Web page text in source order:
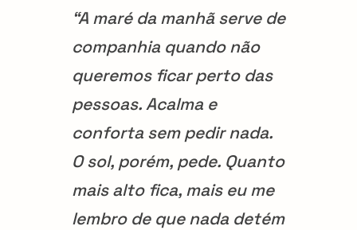
“A maré da manhã serve de
companhia quando não
queremos ficar perto das
pessoas. Acalma e
conforta sem pedir nada.
O sol, porém, pede. Quanto
mais alto fica, mais eu me
lembro de que nada detém